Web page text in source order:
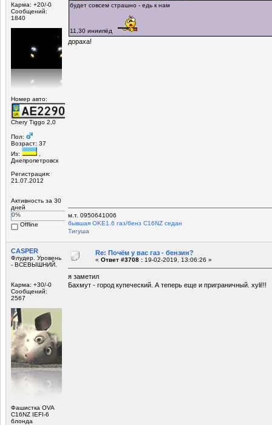
Карма: +20/-0
Сообщений:
1840
Номер авто:
Chery Tiggo 2,0
Пол:
Возраст: 37
Из:
,
Днепропетровск
Регистрация:
21.07.2012
Активность за 30
дней
0%
Offline
будет совсем страшно - едь к нам
11,30 иниипёд
дораха!
м.т. 0950641006
бывшая OKЕ1.6 газ/бенз C16NZ седан
Tигуша
CASPER
Флудер. Уровень
- ВСЕВЫШНИЙ.
Карма: +30/-0
Сообщений:
2567
Фашистка OVA
C16NZ IEFI-6
блонда
Re: Почём у вас газ - бензин?
« Ответ #3708 : 19-02-2019, 13:06:26 »
я заметил
Бахмут - город купеческий. А теперь еще и приграничный. xyli!!!